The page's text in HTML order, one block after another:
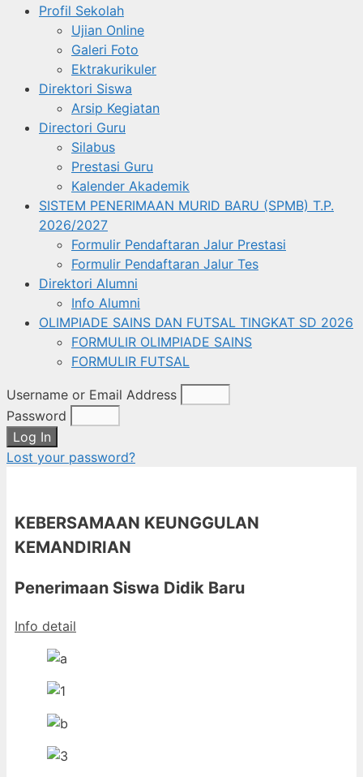
Profil Sekolah
Ujian Online
Galeri Foto
Ektrakurikuler
Direktori Siswa
Arsip Kegiatan
Directori Guru
Silabus
Prestasi Guru
Kalender Akademik
SISTEM PENERIMAAN MURID BARU (SPMB) T.P.
2026/2027
Formulir Pendaftaran Jalur Prestasi
Formulir Pendaftaran Jalur Tes
Direktori Alumni
Info Alumni
OLIMPIADE SAINS DAN FUTSAL TINGKAT SD 2026
FORMULIR OLIMPIADE SAINS
FORMULIR FUTSAL
Username or Email Address
Password
Log In
Lost your password?
KEBERSAMAAN KEUNGGULAN
KEMANDIRIAN
Penerimaan Siswa Didik Baru
Info detail